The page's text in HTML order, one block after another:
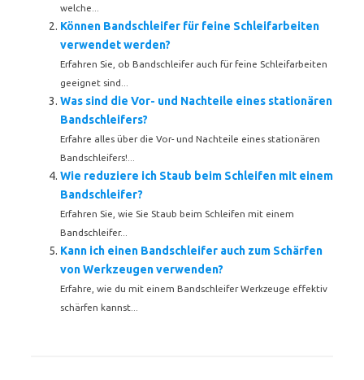
welche...
Können Bandschleifer für feine Schleifarbeiten
verwendet werden?
Erfahren Sie, ob Bandschleifer auch für feine Schleifarbeiten
geeignet sind...
Was sind die Vor- und Nachteile eines stationären
Bandschleifers?
Erfahre alles über die Vor- und Nachteile eines stationären
Bandschleifers!...
Wie reduziere ich Staub beim Schleifen mit einem
Bandschleifer?
Erfahren Sie, wie Sie Staub beim Schleifen mit einem
Bandschleifer...
Kann ich einen Bandschleifer auch zum Schärfen
von Werkzeugen verwenden?
Erfahre, wie du mit einem Bandschleifer Werkzeuge effektiv
schärfen kannst...